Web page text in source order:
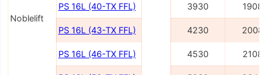
Noblelift
PS 16L (40-TX FFL) 3930 1908
PS 16L (43-TX FFL) 4230 2008
PS 16L (46-TX FFL) 4530 2108